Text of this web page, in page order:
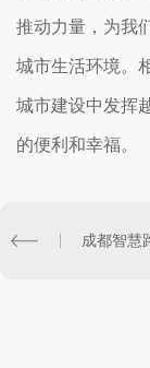
推动力量，为我
城市生活环境。
城市建设中发挥
的便利和幸福。